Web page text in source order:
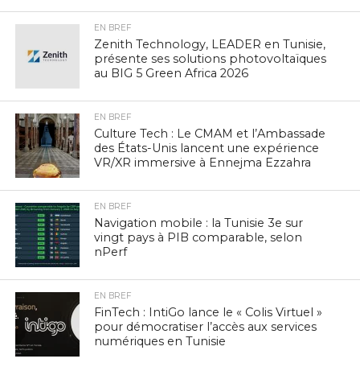
EN BREF
Zenith Technology, LEADER en Tunisie,
présente ses solutions photovoltaïques
au BIG 5 Green Africa 2026
EN BREF
Culture Tech : Le CMAM et l’Ambassade
des États-Unis lancent une expérience
VR/XR immersive à Ennejma Ezzahra
EN BREF
Navigation mobile : la Tunisie 3e sur
vingt pays à PIB comparable, selon
nPerf
EN BREF
FinTech : IntiGo lance le « Colis Virtuel »
pour démocratiser l’accès aux services
numériques en Tunisie